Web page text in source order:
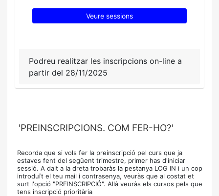
Veure sessions
Podreu realitzar les inscripcions on-line a
partir del 28/11/2025
'PREINSCRIPCIONS. COM FER-HO?'
Recorda que si vols fer la preinscripció pel curs que ja
estaves fent del següent trimestre, primer has d'iniciar
sessió. A dalt a la dreta trobaràs la pestanya LOG IN i un cop
introduït el teu mail i contrasenya, veuràs que al costat et
surt l'opció "PREINSCRIPCIÓ". Allà veuràs els cursos pels que
tens inscripció prioritària